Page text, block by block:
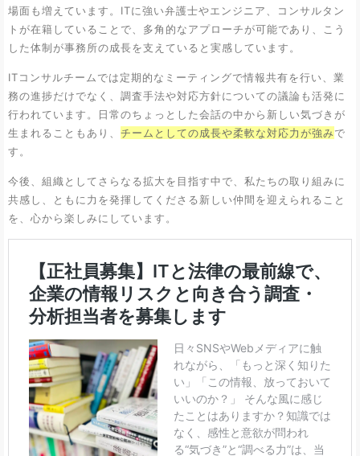
場面も増えています。ITに強い弁護士やエンジニア、コンサルタン
トが在籍していることで、多角的なアプローチが可能であり、こう
した体制が事務所の成長を支えていると実感しています。
ITコンサルチームでは定期的なミーティングで情報共有を行い、業
務の進捗だけでなく、調査手法や対応方針についての議論も活発に
行われています。日常のちょっとした会話の中から新しい気づきが
生まれることもあり、 チームとしての成長や柔軟な対応力が強みで
す。
今後、組織としてさらなる拡大を目指す中で、私たちの取り組みに
共感し、ともに力を発揮してくださる新しい仲間を迎えられること
を、心から楽しみにしています。